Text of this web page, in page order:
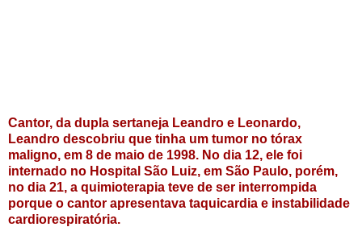
Cantor, da dupla sertaneja Leandro e Leonardo,
Leandro descobriu que tinha um tumor no tórax
maligno, em 8 de maio de 1998. No dia 12, ele foi
internado no Hospital São Luiz, em São Paulo, porém,
no dia 21, a quimioterapia teve de ser interrompida
porque o cantor apresentava taquicardia e instabilidade
cardiorespiratória.